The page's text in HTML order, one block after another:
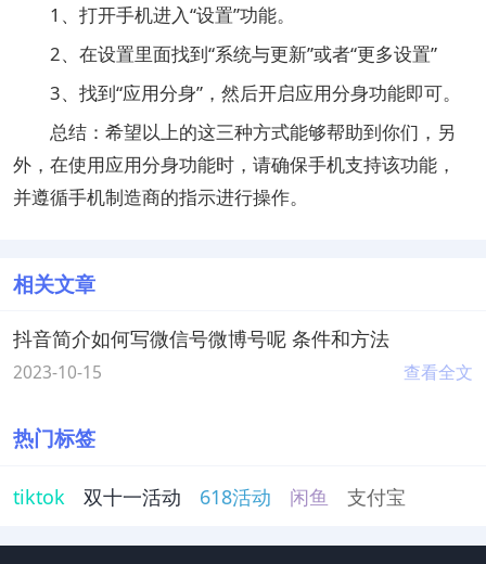
1、打开手机进入“设置”功能。
2、在设置里面找到“系统与更新”或者“更多设置”
3、找到“应用分身”，然后开启应用分身功能即可。
总结：希望以上的这三种方式能够帮助到你们，另
外，在使用应用分身功能时，请确保手机支持该功能，
并遵循手机制造商的指示进行操作。
相关文章
抖音简介如何写微信号微博号呢 条件和方法
2023-10-15 查看全文
热门标签
tiktok 双十一活动 618活动 闲鱼 支付宝